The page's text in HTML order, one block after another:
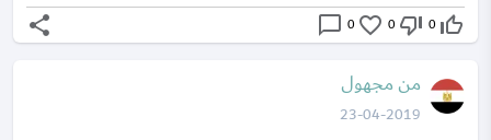
thumb_up_off_alt
0
thumb_down_off_alt
0
favorite_border
0
chat_bubble_outline
share
من مجهول
23-04-2019